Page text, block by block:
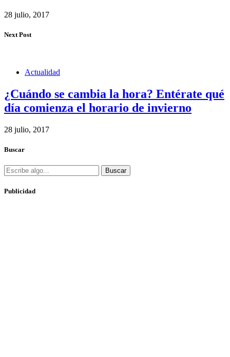
28 julio, 2017
Next Post
Actualidad
¿Cuándo se cambia la hora? Entérate qué
día comienza el horario de invierno
28 julio, 2017
Buscar
Buscar
Publicidad